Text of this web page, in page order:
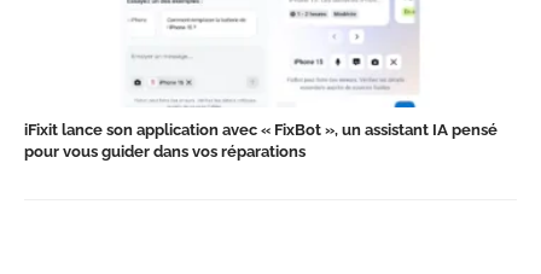
iFixit lance son application avec « FixBot », un assistant IA pensé
pour vous guider dans vos réparations